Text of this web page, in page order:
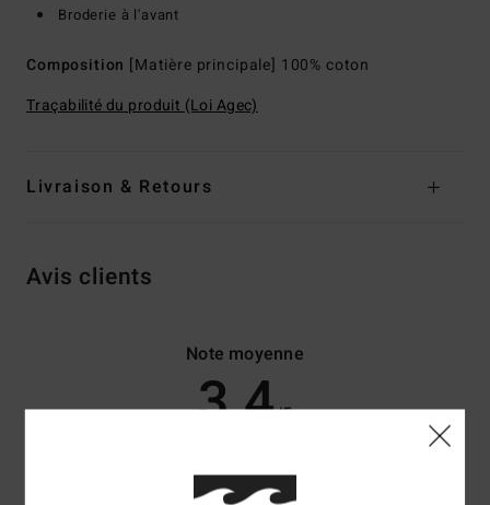
Broderie à l'avant
Composition [Matière principale] 100% coton
Traçabilité du produit (Loi Agec)
Livraison & Retours
Avis clients
Note moyenne
3.4/5
5 avis vérifiés
depuis mars 2026